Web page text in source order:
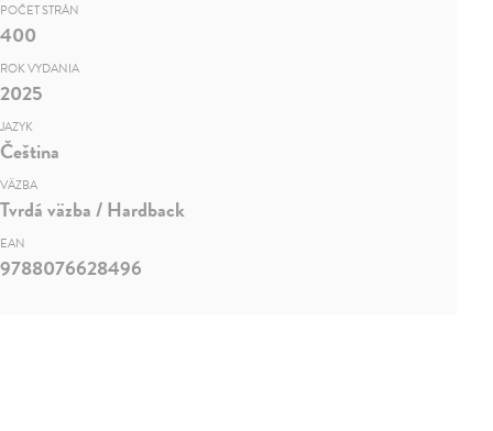
POČET STRÁN
400
ROK VYDANIA
2025
JAZYK
Čeština
VÄZBA
Tvrdá väzba / Hardback
EAN
9788076628496